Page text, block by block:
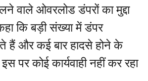
वाले ओवरलोड डंपरों का मुद्दा
कि बड़ी संख्या में डंपर
हैं और कई बार हादसे होने के
पर कोई कार्यवाही नहीं कर रहा